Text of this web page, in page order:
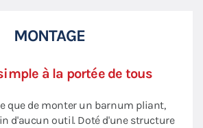
MONTAGE
à la portée de tous
que de monter un barnum pliant,
d'aucun outil. Doté d'une structure